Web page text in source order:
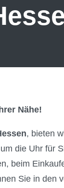
Nähe!
, bieten
die Uhr für
beim
Sie in den